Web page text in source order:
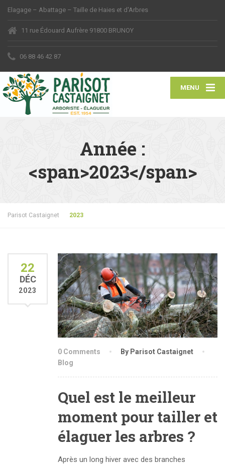
Elagage – Abattage – Taille de Haies et d'Arbres
11 rue Édouard Aufrère 91800 BRUNOY
06 88 46 42 87
MENU
Année :
<span>2023</span>
Parisot Castaignet 2023
22
DÉC
2023
0 Comments
By Parisot Castaignet
Blog
Quel est le meilleur
moment pour tailler et
élaguer les arbres ?
Après un long hiver avec des branches